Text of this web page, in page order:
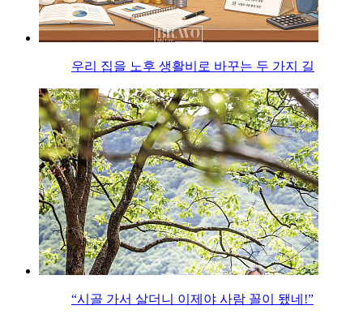
우리 집을 노후 생활비로 바꾸는 두 가지 길
“시골 가서 살더니 이제야 사람 꼴이 됐네!”